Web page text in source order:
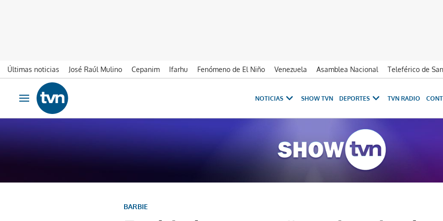
Últimas noticias José Raúl Mulino Cepanim Ifarhu Fenómeno de El Niño Venezuela Asamblea Nacional Teleférico de
Ir al contenido
Obrir navegació
NOTICIAS SHOW TVN DEPORTES TVN RADIO
BARBIE